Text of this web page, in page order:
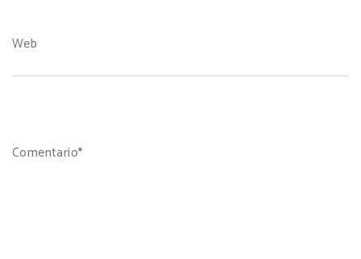
Web
Comentario*